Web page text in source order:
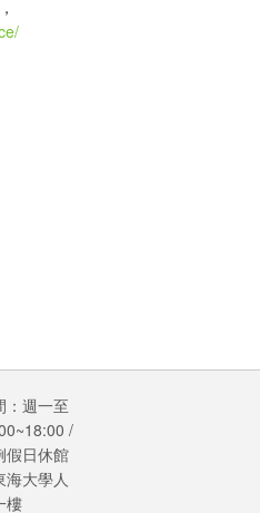
：週一至
/
假日休館
海大學人
樓